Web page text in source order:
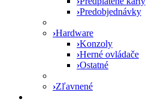
›Predobjednávky
›Hardware
›Konzoly
›Herné ovládače
›Ostatné
›Zľavnené